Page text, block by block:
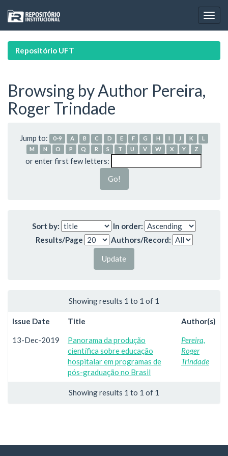
navigation
Repositório UFT
Browsing by Author Pereira,
Roger Trindade
Jump to: 0-9 A B C D E F G H I J K
L
M
N O P Q R S T U V W X Y Z
or enter first few letters:
Sort by:
In order:
Results/Page
Authors/Record:
Showing results 1 to 1 of 1
Issue Date Title Author(s)
13-Dec-2019
Panorama da produção
científica sobre educação
hospitalar em programas de
pós-graduação no Brasil
Pereira,
Roger
Trindade
Showing results 1 to 1 of 1